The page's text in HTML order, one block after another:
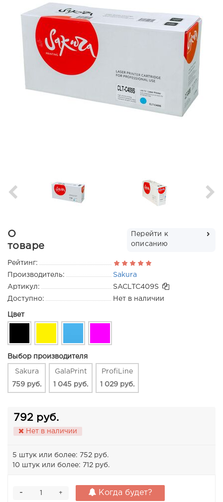
О
товаре
Перейти к
описанию
Рейтинг:
Производитель:
Sakura
Артикул:
SACLTC409S
Доступно:
Нет в наличии
Цвет
Выбор производителя
Sakura
759 руб.
GalaPrint
1 045 руб.
ProfiLine
1 029 руб.
792 руб.
Нет в наличии
5 штук или более: 752 руб.
10 штук или более: 712 руб.
+
- Когда будет?